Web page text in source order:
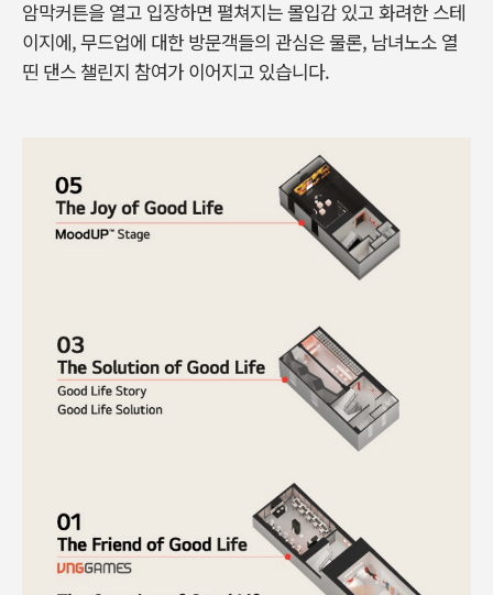
암막커튼을 열고 입장하면 펼쳐지는 몰입감 있고 화려한 스테
이지에, 무드업에 대한 방문객들의 관심은 물론, 남녀노소 열
띤 댄스 챌린지 참여가 이어지고 있습니다.